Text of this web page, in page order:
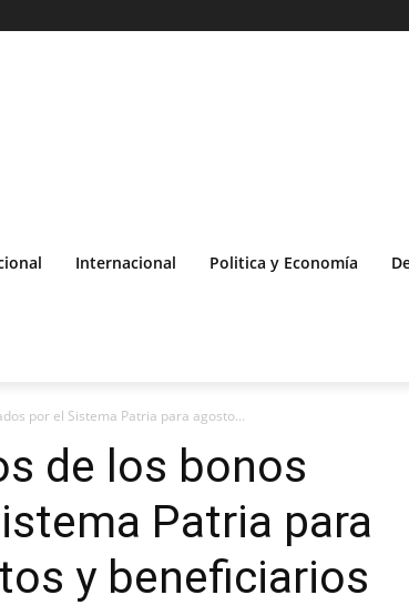
Internacional Politica y Economía
por el Sistema Patria para agosto...
de los bonos
Patria para
y beneficiarios